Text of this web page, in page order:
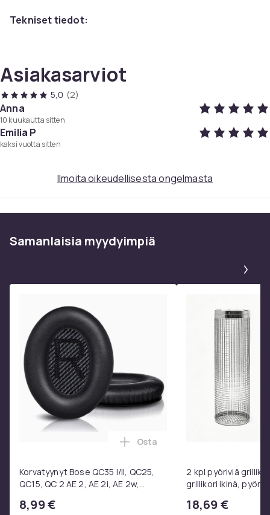
Tekniset tiedot:
Paketti sisältää:
5 x suihkepullo
Väri
Black
Asiakasarviot
5,0 (2)
Anna
10 kuukautta sitten
Emilia P
kaksi vuotta sitten
Ilmoita oikeudellisesta ongelmasta
Samanlaisia ​​myydyimpiä
Korvatyynyt Bose QC35 I/II, QC25,
QC15, QC 2 AE 2, AE 2i, AE 2w,
8,99 €
Lisää Korvatyynyt Bose QC35
Osta
2 kpl pyöriviä
grillikori ikinä,
valmistettu
18,69 €